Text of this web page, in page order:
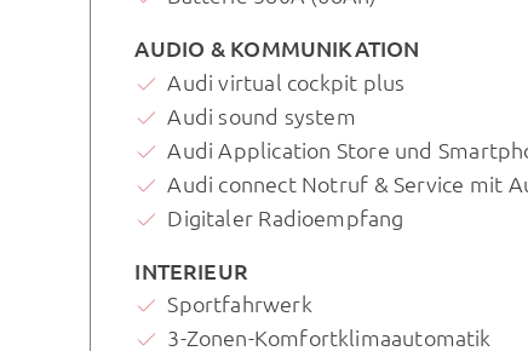
AUDIO & KOMMUNIKATION
Audi virtual cockpit plus
Audi sound system
Audi Application Store und
Audi connect Notruf & Service mit
Digitaler Radioempfang
INTERIEUR
Sportfahrwerk
3-Zonen-Komfortklimaautomatik